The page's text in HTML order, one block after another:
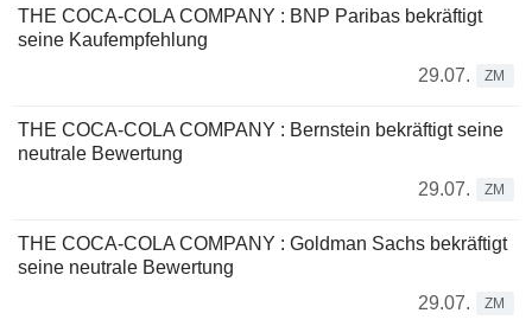
THE COCA-COLA COMPANY : BNP Paribas bekräftigt
seine Kaufempfehlung
29.07.
ZM
THE COCA-COLA COMPANY : Bernstein bekräftigt seine
neutrale Bewertung
29.07.
ZM
THE COCA-COLA COMPANY : Goldman Sachs bekräftigt
seine neutrale Bewertung
29.07.
ZM